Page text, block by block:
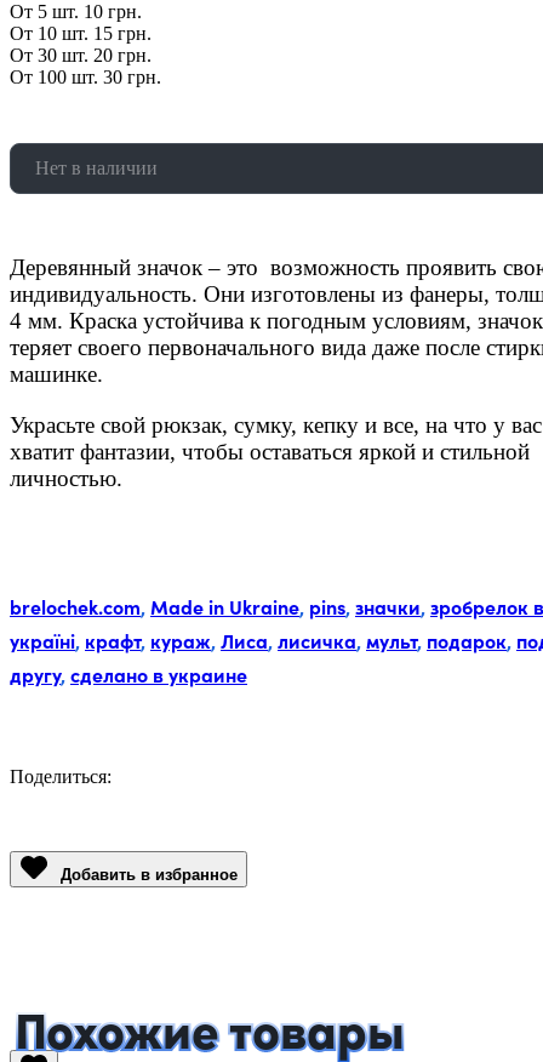
От 5 шт. 10 грн.
От 10 шт. 15 грн.
От 30 шт. 20 грн.
От 100 шт. 30 грн.
Нет в наличии
Деревянный значок – это возможность проявить
индивидуальность. Они изготовлены из фанеры,
4 мм. Краска устойчива к погодным условиям,
теряет своего первоначального вида даже после
машинке.
Украсьте свой рюкзак, сумку, кепку и все, на что у вас
хватит фантазии, чтобы оставаться яркой и стильной
личностью.
brelochek.com, Made in Ukraine, pins,значки,зробрелок в
україні, крафт, кураж,Лиса,лисичка,мульт, подарок,
другу,сделано в украине
Поделиться:
Добавить в избранное
Похожие товары